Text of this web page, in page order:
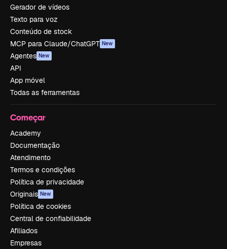
Gerador de vídeos
Texto para voz
Conteúdo de stock
MCP para Claude/ChatGPT New
Agentes New
API
App móvel
Todas as ferramentas
Começar
Academy
Documentação
Atendimento
Termos e condições
Política de privacidade
Originais New
Política de cookies
Central de confiabilidade
Afiliados
Empresas